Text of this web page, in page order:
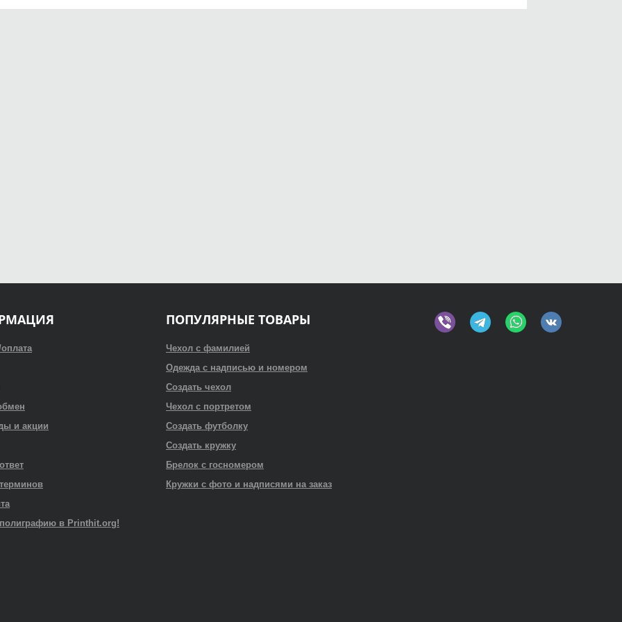
и акции
полиграфию в Printhit.org!
ПОПУЛЯРНЫЕ ТОВАРЫ
Чехол с фамилией
Одежда с надписью и номером
Создать чехол
Чехол с портретом
Создать футболку
Создать кружку
Брелок с госномером
Кружки с фото и надписями на заказ